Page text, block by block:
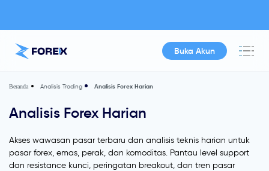
Buka Akun
Beranda Analisis Trading Analisis Forex Harian
Analisis Forex Harian
Akses wawasan pasar terbaru dan analisis teknis harian untuk
pasar forex, emas, perak, dan komoditas. Pantau level support
dan resistance kunci, peringatan breakout, dan tren pasar